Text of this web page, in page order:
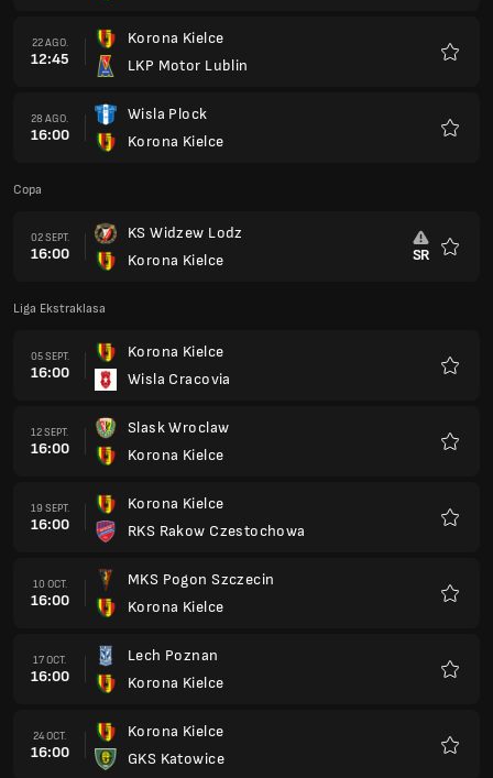
22 AGO.
12:45
Korona Kielce
LKP Motor Lublin
28 AGO.
16:00
Wisla Plock
Korona Kielce
Copa
02 SEPT.
16:00
KS Widzew Lodz
Korona Kielce
SR
Liga Ekstraklasa
05 SEPT.
16:00
Korona Kielce
Wisla Cracovia
12 SEPT.
16:00
Slask Wroclaw
Korona Kielce
19 SEPT.
16:00
Korona Kielce
RKS Rakow Czestochowa
10 OCT.
16:00
MKS Pogon Szczecin
Korona Kielce
17 OCT.
16:00
Lech Poznan
Korona Kielce
24 OCT.
16:00
Korona Kielce
GKS Katowice